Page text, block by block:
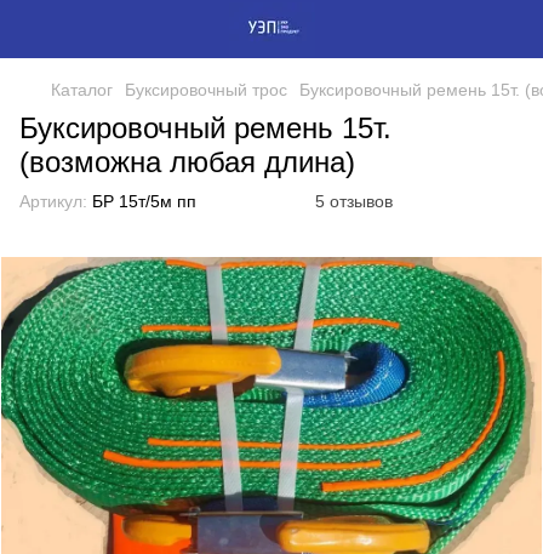
Каталог Буксировочный трос Буксировочный ремень 15т.
Буксировочный ремень 15т.
(возможна любая длина)
Артикул: БР 15т/5м пп 5 отзывов